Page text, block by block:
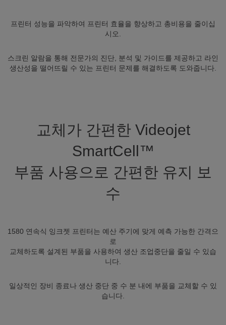
프린터 성능을 파악하여 프린터 효율을 향상하고 총비용을 줄이십
시오.
스크린 알람을 통해 전문가의 진단, 분석 및 가이드를 제공하고 라인
생산성을 떨어뜨릴 수 있는 프린터 문제를 해결하도록 도와줍니다.
교체가 간편한 Videojet
SmartCell™
부품 사용으로 간편한 유지 보
수
1580 연속식 잉크젯 프린터는 예산 주기에 맞게 예측 가능한 간격으
로
교체하도록 설계된 부품을 사용하여 생산 조업중단을 줄일 수 있습
니다.
일상적인 장비 종료나 생산 중단 중 수 분 내에 부품을 교체할 수 있
습니다.